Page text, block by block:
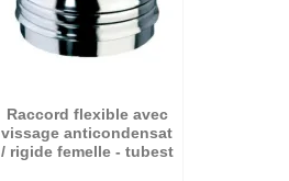
Raccord flexible avec
vissage anticondensat
/ rigide femelle - tubest